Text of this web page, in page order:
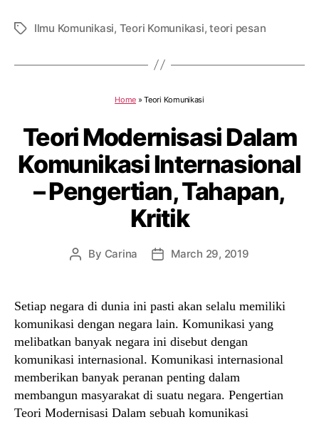
TagsIlmu Komunikasi, Teori Komunikasi,teori pesan
Home »Teori Komunikasi
Teori Modernisasi Dalam
Komunikasi Internasional
– Pengertian, Tahapan,
Kritik
Post
By Carina
PostMarch 29, 2019
Setiap negara di dunia ini pasti akan selalu memiliki
komunikasi dengan negara lain. Komunikasi yang
melibatkan banyak negara ini disebut dengan
komunikasi internasional. Komunikasi internasional
memberikan banyak peranan penting dalam
membangun masyarakat di suatu negara. Pengertian
Teori Modernisasi Dalam sebuah komunikasi